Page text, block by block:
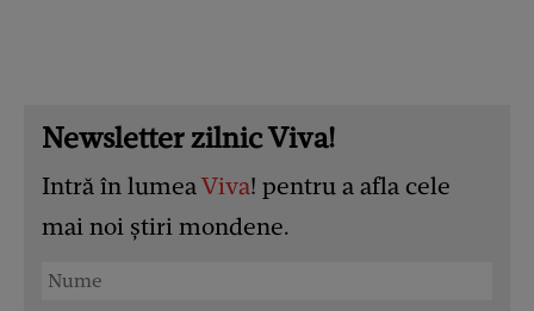
Newsletter zilnic Viva!
Intră în lumeaViva! pentru a afla cele
mai noi știri mondene.